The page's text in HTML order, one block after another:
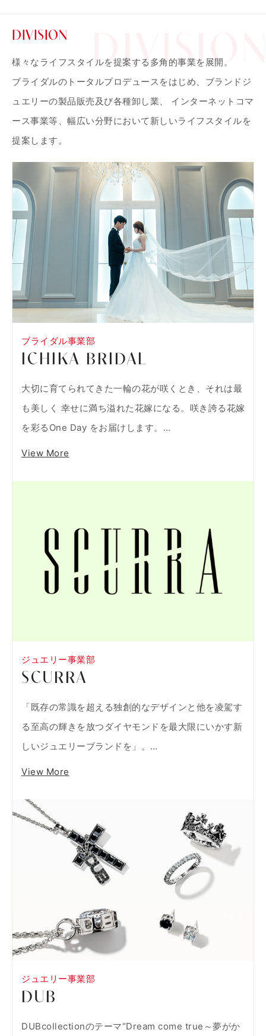
DIVISION
様々なライフスタイルを提案する多角的事業を展開。
ブライダルのトータルプロデュースをはじめ、ブランドジ
ュエリーの製品販売及び各種卸し業、 インターネットコマ
ース事業等、幅広い分野において新しいライフスタイルを
提案します。
ブライダル事業部
ICHIKA BRIDAL
大切に育てられてきた一輪の花が咲くとき、それは最
も美しく 幸せに満ち溢れた花嫁になる。咲き誇る花嫁
を彩るOne Day をお届けします。…
View More
ジュエリー事業部
SCURRA
「既存の常識を超える独創的なデザインと他を凌駕す
る至高の輝きを放つダイヤモンドを最大限にいかす新
しいジュエリーブランドを」。…
View More
ジュエリー事業部
DUB
DUBcollectionのテーマ“Dream come true～夢がか